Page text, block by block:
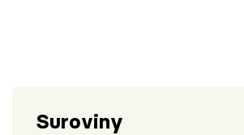
Suroviny